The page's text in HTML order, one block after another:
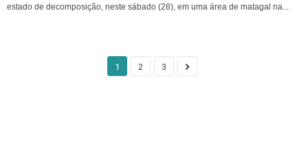
estado de decomposição, neste sábado (28), em uma área de matagal na...
1 2 3